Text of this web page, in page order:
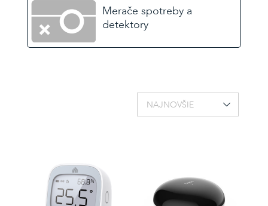
Merače spotreby a
detektory
NAJNOVŠIE